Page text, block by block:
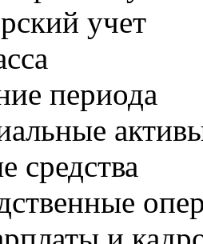
учет
периода
средства